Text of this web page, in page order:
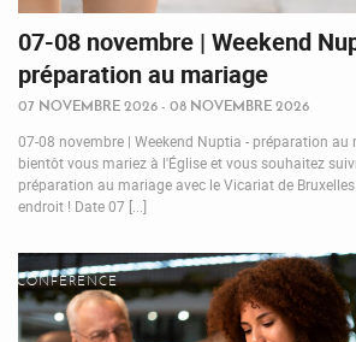
07-08 novembre | Weekend
préparation au mariage
07 NOVEMBRE 2026 - 08 NOVEMBRE 2026
07-08 novembre | Weekend Nuptia - préparation au
bientôt vous mariez à l'Église et vous souhaitez
préparation au mariage avec le Vicariat de
endroit ! Date 07 [...]
CONFÉRENCE